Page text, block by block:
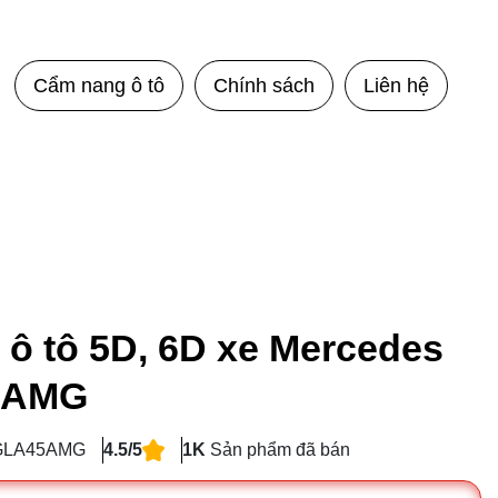
Cẩm nang ô tô Chính sách Liên hệ
tô 5D, 6D xe Mercedes
4.5/5 1K Sản phẩm đã bán